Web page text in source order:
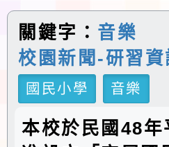
關鍵字： 音樂
校園新聞-研習資
國民小學
音樂
本校於民國48